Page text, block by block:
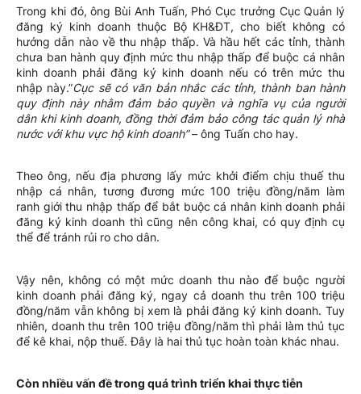
Trong khi đó, ông Bùi Anh Tuấn, Phó Cục trưởng Cục Quản lý
đăng ký kinh doanh thuộc Bộ KH&ĐT, cho biết không có
hướng dẫn nào về thu nhập thấp. Và hầu hết các tỉnh, thành
chưa ban hành quy định mức thu nhập thấp để buộc cá nhân
kinh doanh phải đăng ký kinh doanh nếu có trên mức thu
nhập này.”Cục sẽ có văn bản nhắc các tỉnh, thành ban hành
quy định này nhằm đảm bảo quyền và nghĩa vụ của người
dân khi kinh doanh, đồng thời đảm bảo công tác quản lý nhà
nước với khu vực hộ kinh doanh”– ông Tuấn cho hay.
Theo ông, nếu địa phương lấy mức khởi điểm chịu thuế thu
nhập cá nhân, tương đương mức 100 triệu đồng/năm làm
ranh giới thu nhập thấp để bắt buộc cá nhân kinh doanh phải
đăng ký kinh doanh thì cũng nên công khai, có quy định cụ
thể để tránh rủi ro cho dân.
Vậy nên, không có một mức doanh thu nào để buộc người
kinh doanh phải đăng ký, ngay cả doanh thu trên 100 triệu
đồng/năm vẫn không bị xem là phải đăng ký kinh doanh. Tuy
nhiên, doanh thu trên 100 triệu đồng/năm thì phải làm thủ tục
để kê khai, nộp thuế. Đây là hai thủ tục hoàn toàn khác nhau.
Còn nhiều vấn đề trong quá trình triển khai thực tiễn